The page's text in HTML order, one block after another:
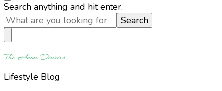
Looking
for
Something?
Search anything and hit enter.
The Anna Diaries
Lifestyle Blog